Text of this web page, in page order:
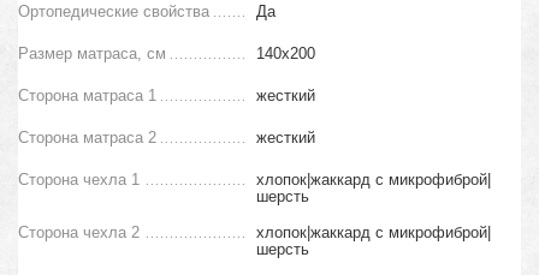
Ортопедические свойства
Да
Размер матраса, см 140х200
Сторона матраса 1 жесткий
Сторона матраса 2 жесткий
Сторона чехла 1
хлопок|жаккард с микрофиброй|
шерсть
Сторона чехла 2
хлопок|жаккард с микрофиброй|
шерсть